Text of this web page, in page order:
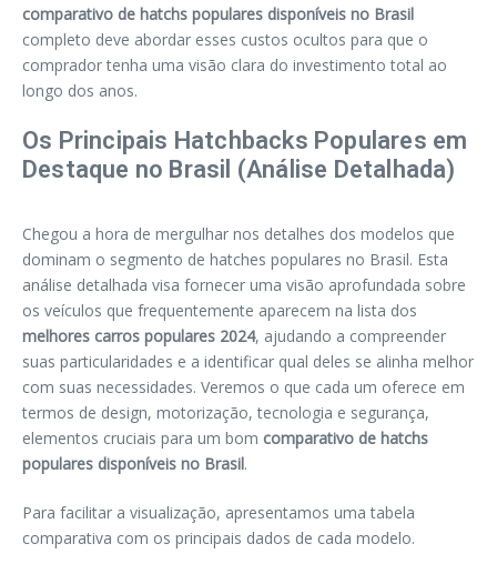
comparativo de hatchs populares disponíveis no Brasil
completo deve abordar esses custos ocultos para que o
comprador tenha uma visão clara do investimento total ao
longo dos anos.
Os Principais Hatchbacks Populares em
Destaque no Brasil (Análise Detalhada)
Chegou a hora de mergulhar nos detalhes dos modelos que
dominam o segmento de hatches populares no Brasil. Esta
análise detalhada visa fornecer uma visão aprofundada sobre
os veículos que frequentemente aparecem na lista dos
melhores carros populares 2024, ajudando a compreender
suas particularidades e a identificar qual deles se alinha melhor
com suas necessidades. Veremos o que cada um oferece em
termos de design, motorização, tecnologia e segurança,
elementos cruciais para um bom comparativo de hatchs
populares disponíveis no Brasil.
Para facilitar a visualização, apresentamos uma tabela
comparativa com os principais dados de cada modelo.